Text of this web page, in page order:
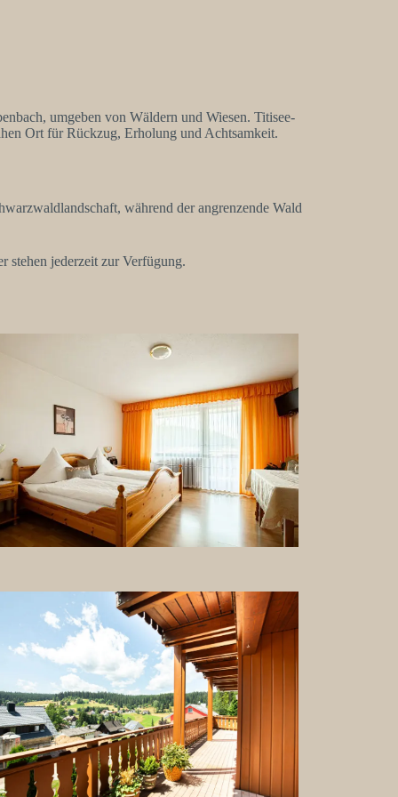
umgeben von Wäldern und Wiesen. Titisee-
Ort für Rückzug, Erholung und Achtsamkeit.
während der angrenzende Wald
stehen jederzeit zur Verfügung.